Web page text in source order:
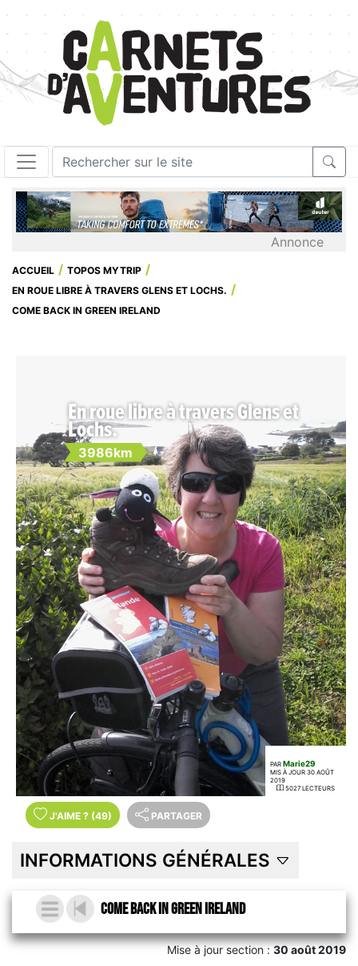
Annonce
ACCUEIL
TOPOS MYTRIP
EN ROUE LIBRE À TRAVERS GLENS ET LOCHS.
COME BACK IN GREEN IRELAND
En roue libre à travers Glens et
Lochs.
3986km
PAR Marie29
MIS À JOUR 30 AOÛT
2019
5027 LECTEURS
J'AIME ? (49) PARTAGER
INFORMATIONS GÉNÉRALES
Come back in green Ireland
Mise à jour section :30 août 2019